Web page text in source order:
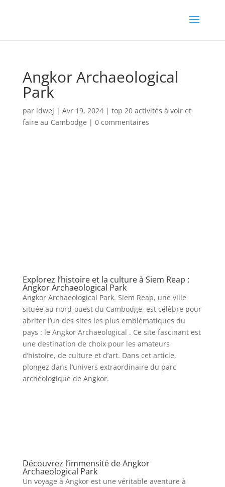
Angkor Archaeological
Park
par ldwej | Avr 19, 2024| top 20 activités à voir et
faire au Cambodge | 0 commentaires
Explorez l’histoire et la culture à Siem Reap :
Angkor Archaeological Park
Angkor Archaeological Park. Siem Reap, une ville
située au nord-ouest du Cambodge, est célèbre pour
abriter l’un des sites les plus emblématiques du
pays : le Angkor Archaeological . Ce site fascinant est
une destination de choix pour les amateurs
d’histoire, de culture et d’art. Dans cet article,
plongez dans l’univers extraordinaire du parc
archéologique de Angkor.
Découvrez l’immensité de Angkor
Archaeological Park
Un voyage à Angkor est une véritable aventure à